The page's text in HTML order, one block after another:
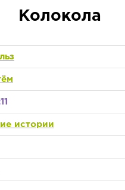
Колокола
истории